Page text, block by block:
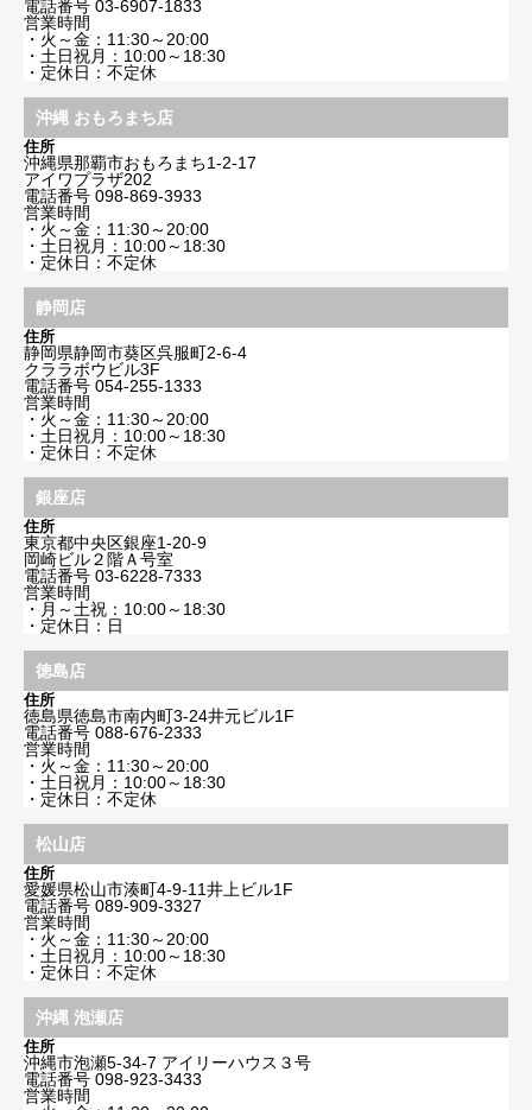
電話番号 03-6907-1833
営業時間
・火～金：11:30～20:00
・土日祝月：10:00～18:30
・定休日：不定休
沖縄 おもろまち店
住所
沖縄県那覇市おもろまち1-2-17
アイワプラザ202
電話番号 098-869-3933
営業時間
・火～金：11:30～20:00
・土日祝月：10:00～18:30
・定休日：不定休
静岡店
住所
静岡県静岡市葵区呉服町2-6-4
クララボウビル3F
電話番号 054-255-1333
営業時間
・火～金：11:30～20:00
・土日祝月：10:00～18:30
・定休日：不定休
銀座店
住所
東京都中央区銀座1-20-9
岡崎ビル２階Ａ号室
電話番号 03-6228-7333
営業時間
・月～土祝：10:00～18:30
・定休日：日
徳島店
住所
徳島県徳島市南内町3-24井元ビル1F
電話番号 088-676-2333
営業時間
・火～金：11:30～20:00
・土日祝月：10:00～18:30
・定休日：不定休
松山店
住所
愛媛県松山市湊町4-9-11井上ビル1F
電話番号 089-909-3327
営業時間
・火～金：11:30～20:00
・土日祝月：10:00～18:30
・定休日：不定休
沖縄 泡瀬店
住所
沖縄市泡瀬5-34-7 アイリーハウス３号
電話番号 098-923-3433
営業時間